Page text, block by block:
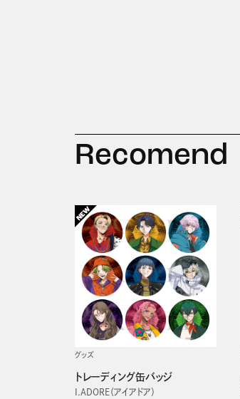
Recomend
グッズ
トレーディング缶バッジ
I.ADORE（アイアドア）